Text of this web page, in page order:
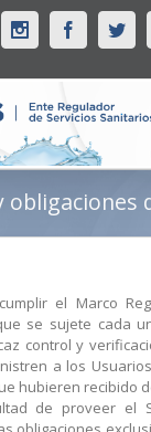
InstagramFacebook
obligaciones
el Marco
se sujete cada
control y
a los
hubieren recibido
de proveer el